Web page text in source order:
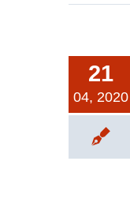
21
04, 2020